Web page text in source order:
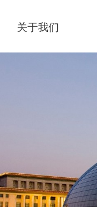
关于我们